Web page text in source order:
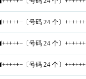
〔号码 24 个〕++++++
〔号码 24 个〕++++++
〔号码 24 个〕++++++